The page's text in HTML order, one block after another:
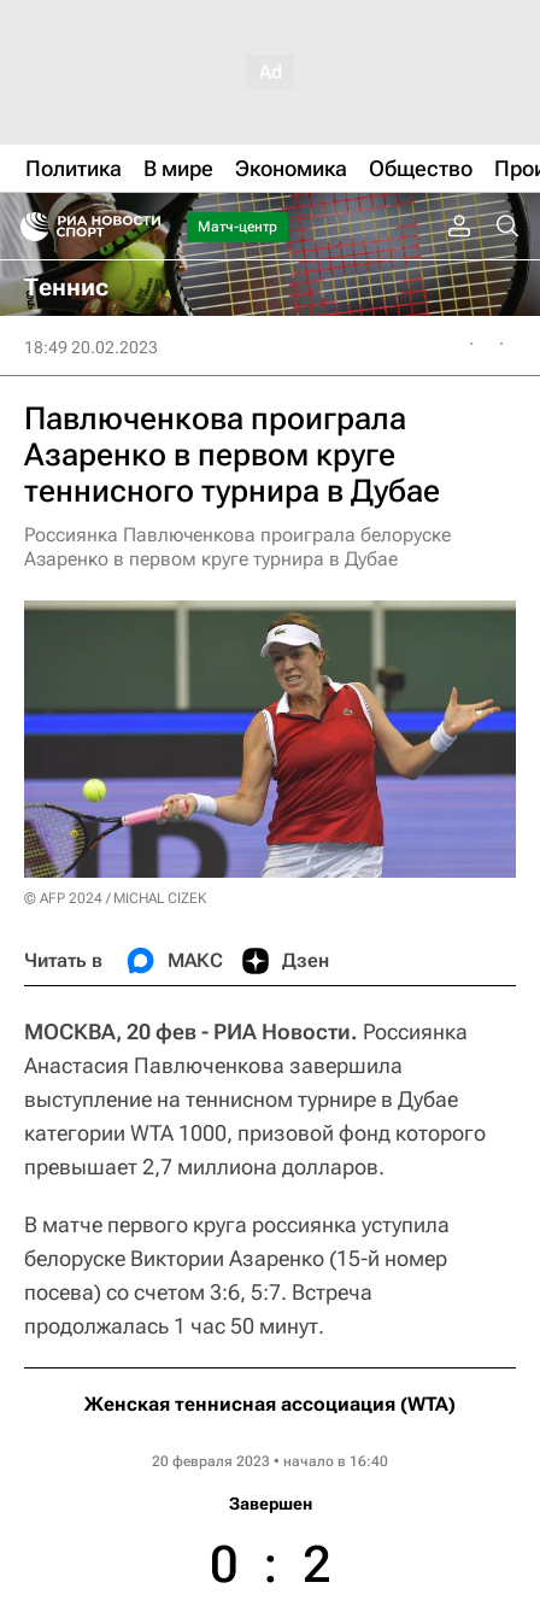
Политика В мире Экономика Общество
Матч-центр
Теннис
18:49 20.02.2023
Павлюченкова проиграла
Азаренко в первом круге
теннисного турнира в Дубае
Россиянка Павлюченкова проиграла белоруске
Азаренко в первом круге турнира в Дубае
© AFP 2024 / MICHAL CIZEK
Читать в МАКС Дзен
МОСКВА, 20 фев - РИА Новости. Россиянка
Анастасия Павлюченкова завершила
выступление на теннисном турнире в Дубае
категории WTA 1000, призовой фонд которого
превышает 2,7 миллиона долларов.
В матче первого круга россиянка уступила
белоруске Виктории Азаренко (15-й номер
посева) со счетом 3:6, 5:7. Встреча
продолжалась 1 час 50 минут.
Женская теннисная ассоциация (WTA)
20 февраля 2023 • начало в 16:40
Завершен
0 : 2